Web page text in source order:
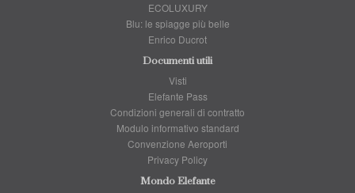
ECOLUXURY
Blu: le spiagge più belle
Enrico Ducrot
Documenti utili
Visti
Elefante Pass
Condizioni generali di contratto
Modulo informativo standard
Convenzione Aeroporti
Privacy Policy
Mondo Elefante